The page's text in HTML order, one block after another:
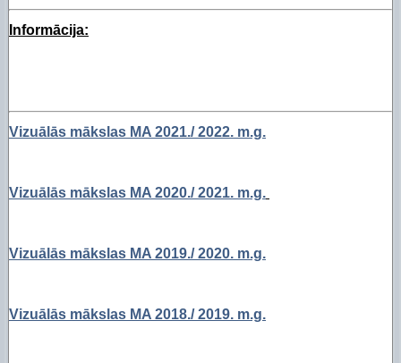
Informācija:
Vizuālās mākslas MA 2021./ 2022. m.g.
Vizuālās mākslas MA 2020./ 2021. m.g.
Vizuālās mākslas MA 2019./ 2020. m.g.
Vizuālās mākslas MA 2018./ 2019. m.g.